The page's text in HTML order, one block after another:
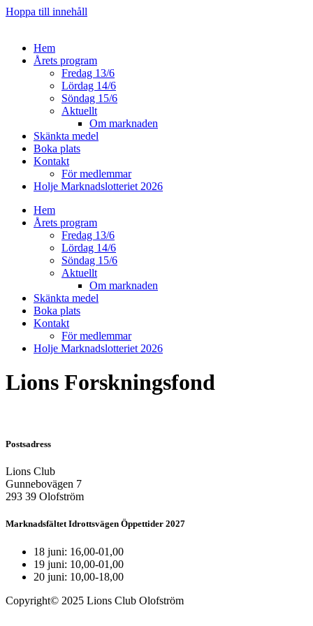
Hoppa till innehåll
Hem
Årets program
Fredag 13/6
Lördag 14/6
Söndag 15/6
Aktuellt
Om marknaden
Skänkta medel
Boka plats
Kontakt
För medlemmar
Holje Marknadslotteriet 2026
Hem
Årets program
Fredag 13/6
Lördag 14/6
Söndag 15/6
Aktuellt
Om marknaden
Skänkta medel
Boka plats
Kontakt
För medlemmar
Holje Marknadslotteriet 2026
Lions Forskningsfond
Postsadress
Lions Club
Gunnebovägen 7
293 39 Olofström
Marknadsfältet Idrottsvägen Öppettider 2027
18 juni: 16,00-01,00
19 juni: 10,00-01,00
20 juni: 10,00-18,00
Copyright© 2025 Lions Club Olofström